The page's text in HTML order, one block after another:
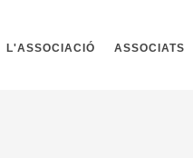
L'ASSOCIACIÓ ASSOCIATS